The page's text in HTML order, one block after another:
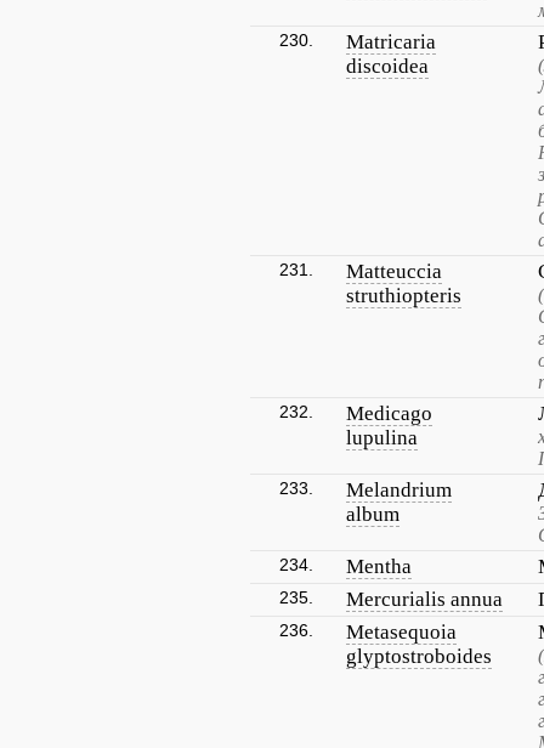
230.
Matricaria
discoidea
231.
Matteuccia
struthiopteris
232.
Medicago
lupulina
233.
Melandrium
album
234. Mentha
235. Mercurialis annua
236.
Metasequoia
glyptostroboides